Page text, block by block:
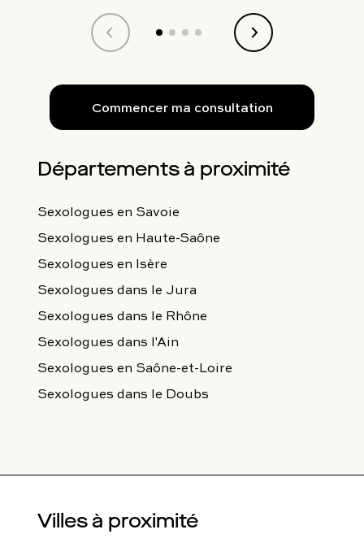
Commencer ma consultation
Départements à proximité
Sexologues en Savoie
Sexologues en Haute-Saône
Sexologues en Isère
Sexologues dans le Jura
Sexologues dans le Rhône
Sexologues dans l'Ain
Sexologues en Saône-et-Loire
Sexologues dans le Doubs
Villes à proximité